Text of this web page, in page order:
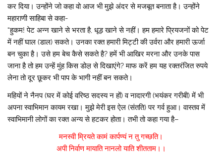
कर दिया। उन्होंने जो कहा वो आज भी मुझे अंदर से मजबूत बनाता है। उन्होंने
महाराणी साहिबा से कहा-
“हुकम! पेट अन्न खाने से भरता है, धूड़ खाने से नहीं। हम हमारे प्रियजनों को पेट
में नहीं घाल (डाल) सकते। उनका रक्त हमारी मिट्टी की उर्वरा और हमारी ऊर्जा
बन चुका है। उसे हम बेच कैसे सकते है? हमें भी आखिर मरना और उनके पास
जाना है तो हम उन्हें मुंह किस डोल़ से दिखाएंगे? माफ करें हम यह रक्तरंजित रुपये
लेना तो दूर छूकर भी पाप के भागी नहीं बन सकते।
महियों ने नैनप (घर में कोई वरिष्ठ सदस्य न हों) व नादारगी (भयंकर गरीबी) में भी
अपना स्वाभिमान कायम रखा। मुझे मेरी इस ऐल (संतति) पर गर्व हुआ। वास्तव में
स्वाभिमानी लोगों का रक्त अन्य से हटकर होता। तभी तो कहा गया है–
मनस्वी म्रियते कामं कार्पण्यं न तु गच्छति।
अपी निर्वाण मायाति नानलो याति शीतताम।।